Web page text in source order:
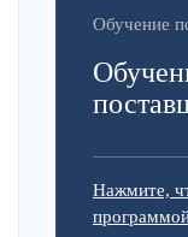
Обучение
Нажмите,